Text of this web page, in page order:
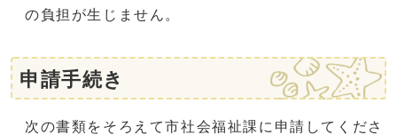
の負担が生じません。
申請手続き
次の書類をそろえて市社会福祉課に申請してくださ